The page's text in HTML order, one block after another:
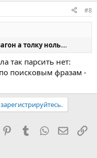
#8
а толку ноль....
так парсить нет:
поисковым фразам -
PinterestTumblr WhatsApp